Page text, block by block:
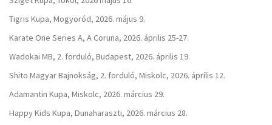
Tigris Kupa, Mogyoród, 2026. május 9.
Karate One Series A, A Coruna, 2026. április 25-27.
Wadokai MB, 2. forduló, Budapest, 2026. április 19.
Shito Magyar Bajnokság, 2. forduló, Miskolc, 2026. április 12.
Adamantin Kupa, Miskolc, 2026. március 29.
Happy Kids Kupa, Dunaharaszti, 2026. március 28.